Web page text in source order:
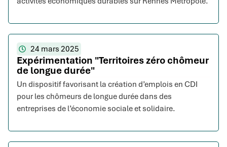
24 mars 2025
Expérimentation "Territoires zéro chômeur
de longue durée"
Un dispositif favorisant la création d’emplois en CDI
pour les chômeurs de longue durée dans des
entreprises de l’économie sociale et solidaire.